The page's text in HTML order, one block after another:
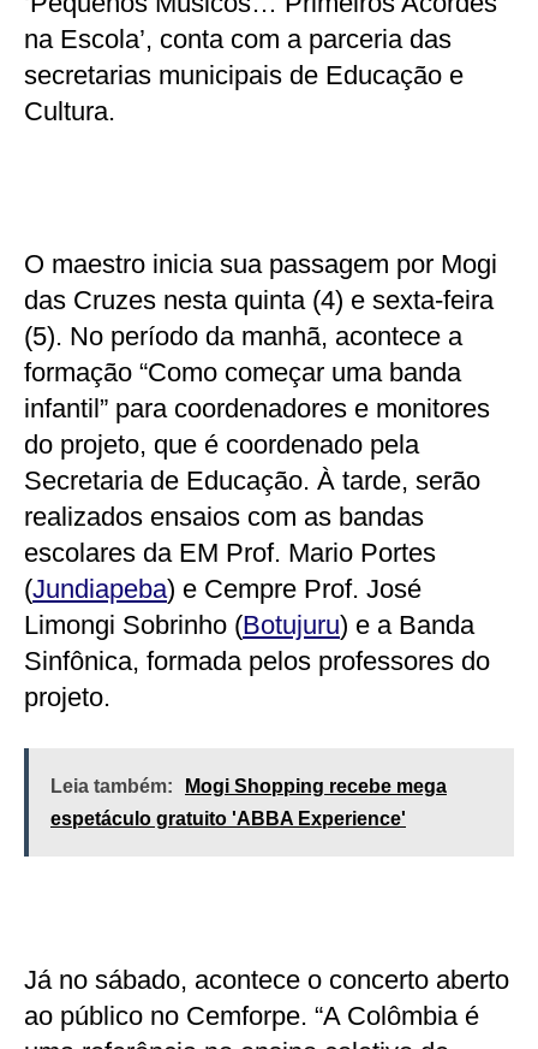
na Escola’, conta com a parceria das
secretarias municipais de Educação e
Cultura.
O maestro inicia sua passagem por Mogi
das Cruzes nesta quinta (4) e sexta-feira
(5). No período da manhã, acontece a
formação “Como começar uma banda
infantil” para coordenadores e monitores
do projeto, que é coordenado pela
Secretaria de Educação. À tarde, serão
realizados ensaios com as bandas
escolares da EM Prof. Mario Portes
(Jundiapeba) e Cempre Prof. José
Limongi Sobrinho (Botujuru) e a Banda
Sinfônica, formada pelos professores do
projeto.
Leia também:
Mogi Shopping recebe mega
espetáculo gratuito 'ABBA Experience'
Já no sábado, acontece o concerto aberto
ao público no Cemforpe. “A Colômbia é